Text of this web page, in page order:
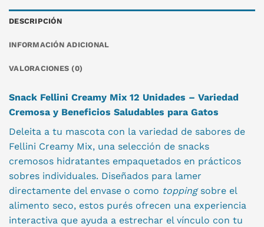
DESCRIPCIÓN
INFORMACIÓN ADICIONAL
VALORACIONES (0)
Snack Fellini Creamy Mix 12 Unidades – Variedad
Cremosa y Beneficios Saludables para Gatos
Deleita a tu mascota con la variedad de sabores de
Fellini Creamy Mix, una selección de snacks
cremosos hidratantes empaquetados en prácticos
sobres individuales. Diseñados para lamer
directamente del envase o como toppingsobre el
alimento seco, estos purés ofrecen una experiencia
interactiva que ayuda a estrechar el vínculo con tu